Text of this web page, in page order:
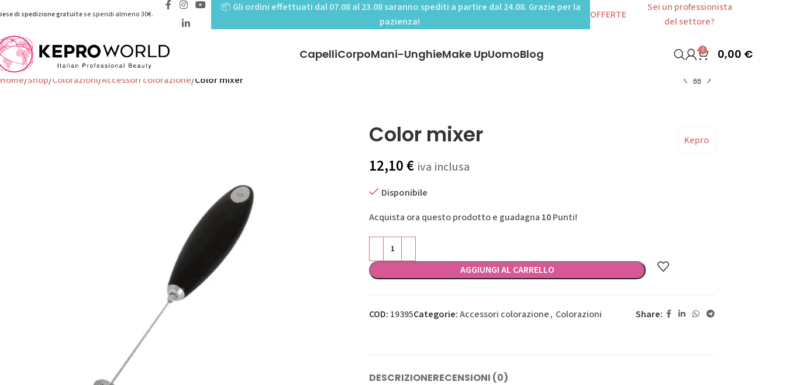
di spedizione gratuitese spendi almeno 30€.
📦 Gli ordini effettuati dal 07.08 al 23.08 saranno spediti a partire dal 24.08. Grazie per la
pazienza!
OFFERTE
Sei un professionista
del settore?
CapelliCorpoMani-UnghieMake UpUomoBlog 0 0,00 €
Home Shop Colorazioni Accessori colorazione Color mixer
Color mixer Kepro
12,10€ iva inclusa
Disponibile
Acquista ora questo prodotto e guadagna 10Punti!
AGGIUNGI AL CARRELLO
COD: 19395Categorie:Accessori colorazione, Colorazioni Share:
DESCRIZIONERECENSIONI (0)